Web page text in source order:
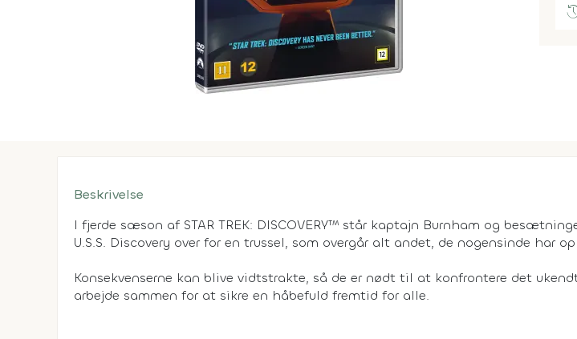
Beskrivelse
I fjerde sæson af STAR TREK: DISCOVERY™ står kaptajn Burnham og
U.S.S. Discovery over for en trussel, som overgår alt andet, de nogensinde har
Konsekvenserne kan blive vidtstrakte, så de er nødt til at konfrontere det
arbejde sammen for at sikre en håbefuld fremtid for alle.